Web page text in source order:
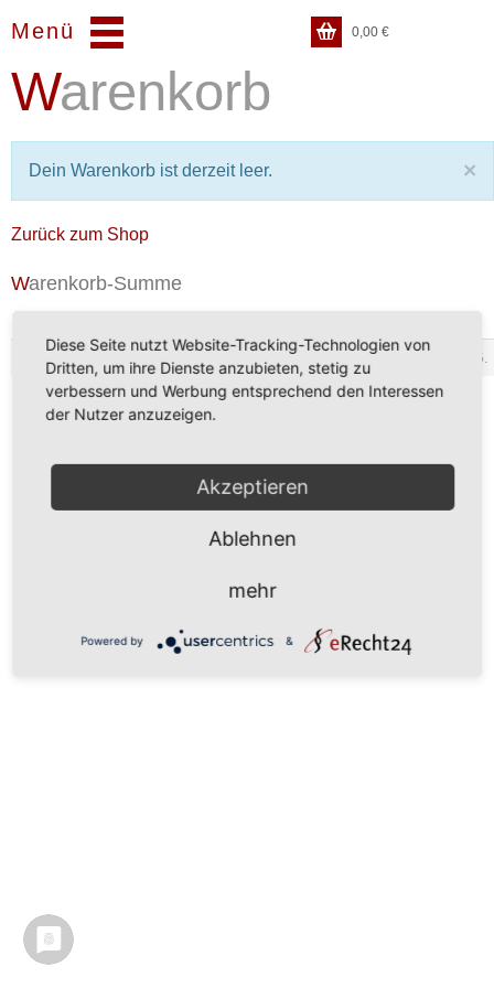
Menü 0,00€
Warenkorb
×
Dein Warenkorb ist derzeit leer.
Zurück zum Shop
Warenkorb-Summe
Gesamtsumme 0,00€
Kein Mehrwertsteuerausweis, da Kleinunternehmer nach §19 (1) UStG.
Weiter zur Kasse
Diese Seite nutzt Website-Tracking-Technologien von
Dritten, um ihre Dienste anzubieten, stetig zu
verbessern und Werbung entsprechend den Interessen
der Nutzer anzuzeigen.
Akzeptieren
Ablehnen
mehr
Powered by &